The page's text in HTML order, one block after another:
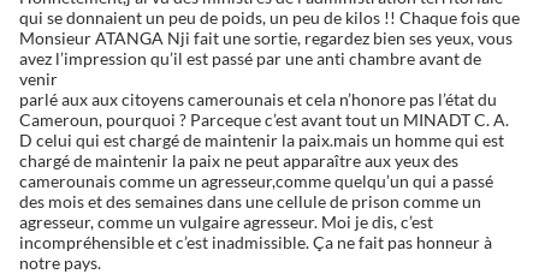
qui se donnaient un peu de poids, un peu de kilos !! Chaque fois que
Monsieur ATANGA Nji fait une sortie, regardez bien ses yeux, vous
avez l’impression qu’il est passé par une anti chambre avant de
venir
parlé aux aux citoyens camerounais et cela n’honore pas l’état du
Cameroun, pourquoi ? Parceque c’est avant tout un MINADT C. A.
D celui qui est chargé de maintenir la paix.mais un homme qui est
chargé de maintenir la paix ne peut apparaître aux yeux des
camerounais comme un agresseur,comme quelqu’un qui a passé
des mois et des semaines dans une cellule de prison comme un
agresseur, comme un vulgaire agresseur. Moi je dis, c’est
incompréhensible et c’est inadmissible. Ça ne fait pas honneur à
notre pays.